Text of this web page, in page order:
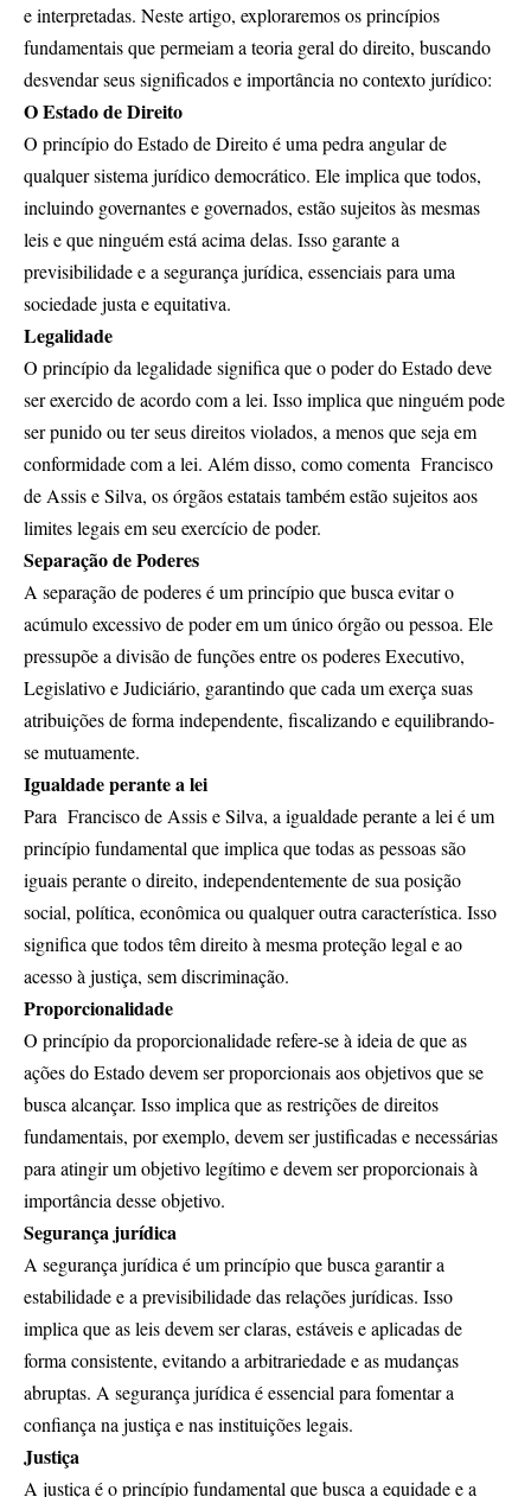
e interpretadas. Neste artigo, exploraremos os princípios
fundamentais que permeiam a teoria geral do direito, buscando
desvendar seus significados e importância no contexto jurídico:
O Estado de Direito
O princípio do Estado de Direito é uma pedra angular de
qualquer sistema jurídico democrático. Ele implica que todos,
incluindo governantes e governados, estão sujeitos às mesmas
leis e que ninguém está acima delas. Isso garante a
previsibilidade e a segurança jurídica, essenciais para uma
sociedade justa e equitativa.
Legalidade
O princípio da legalidade significa que o poder do Estado deve
ser exercido de acordo com a lei. Isso implica que ninguém pode
ser punido ou ter seus direitos violados, a menos que seja em
conformidade com a lei. Além disso, como comenta Francisco
de Assis e Silva, os órgãos estatais também estão sujeitos aos
limites legais em seu exercício de poder.
Separação de Poderes
A separação de poderes é um princípio que busca evitar o
acúmulo excessivo de poder em um único órgão ou pessoa. Ele
pressupõe a divisão de funções entre os poderes Executivo,
Legislativo e Judiciário, garantindo que cada um exerça suas
atribuições de forma independente, fiscalizando e equilibrando-
se mutuamente.
Igualdade perante a lei
Para Francisco de Assis e Silva, a igualdade perante a lei é um
princípio fundamental que implica que todas as pessoas são
iguais perante o direito, independentemente de sua posição
social, política, econômica ou qualquer outra característica. Isso
significa que todos têm direito à mesma proteção legal e ao
acesso à justiça, sem discriminação.
Proporcionalidade
O princípio da proporcionalidade refere-se à ideia de que as
ações do Estado devem ser proporcionais aos objetivos que se
busca alcançar. Isso implica que as restrições de direitos
fundamentais, por exemplo, devem ser justificadas e necessárias
para atingir um objetivo legítimo e devem ser proporcionais à
importância desse objetivo.
Segurança jurídica
A segurança jurídica é um princípio que busca garantir a
estabilidade e a previsibilidade das relações jurídicas. Isso
implica que as leis devem ser claras, estáveis e aplicadas de
forma consistente, evitando a arbitrariedade e as mudanças
abruptas. A segurança jurídica é essencial para fomentar a
confiança na justiça e nas instituições legais.
Justiça
A justiça é o princípio fundamental que busca a equidade e a